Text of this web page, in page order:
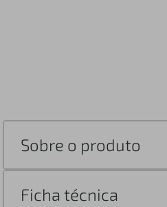
Sobre o produto
Ficha técnica